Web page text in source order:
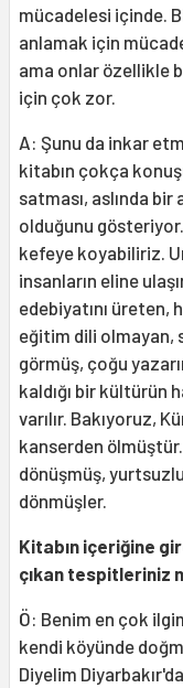
mücadelesi içinde.
anlamak için
ama onlar özellikle
için çok zor.
A: Şunu da inkar
kitabın çokça
satması, aslında
olduğunu
kefeye koyabiliriz.
insanların eline
edebiyatını üreten,
eğitim dili olmayan,
görmüş, çoğu
kaldığı bir kültürün
varılır. Bakıyoruz,
kanserden ölmüştür.
dönüşmüş,
dönmüşler.
Kitabın içeriğine
çıkan tespitleriniz
Ö: Benim en çok
kendi köyünde
Diyelim